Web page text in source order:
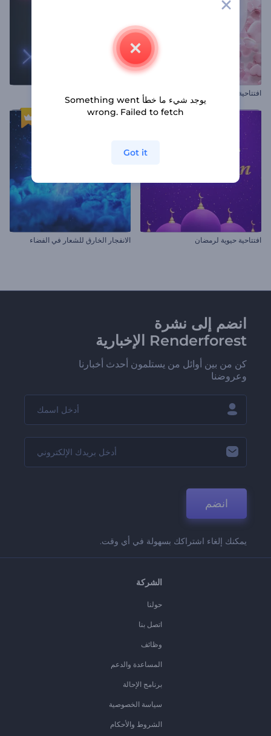
افتتاحية قلوب متساقطة
افتتاحية حيوية لرمضان الانفجار الخارق للشعار في الفضاء
انضم إلى نشرة
Renderforest الإخبارية
كن من بين أوائل من يستلمون أحدث أخبارنا
وعروضنا
انضم
يمكنك إلغاء اشتراكك بسهولة في أي وقت.
الشركة
حولنا
اتصل بنا
وظائف
المساعدة والدعم
برنامج الإحالة
سياسة الخصوصية
الشروط والأحكام
يوجد شيء ما خطأ Something went
wrong. Failed to fetch
Got it